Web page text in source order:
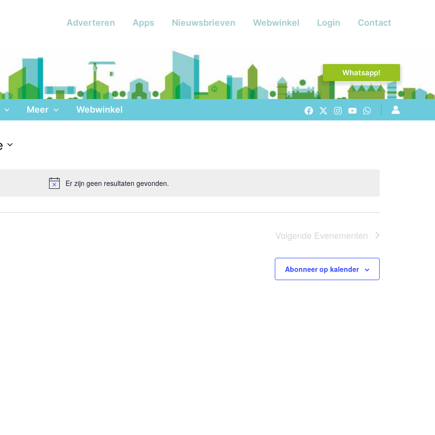
Adverteren Apps Nieuwsbrieven Webwinkel Login Contact
Whatsapp!
Meer Webwinkel
Bericht
Er zijn geen resultaten gevonden.
Volgende Evenementen
Abonneer op kalender